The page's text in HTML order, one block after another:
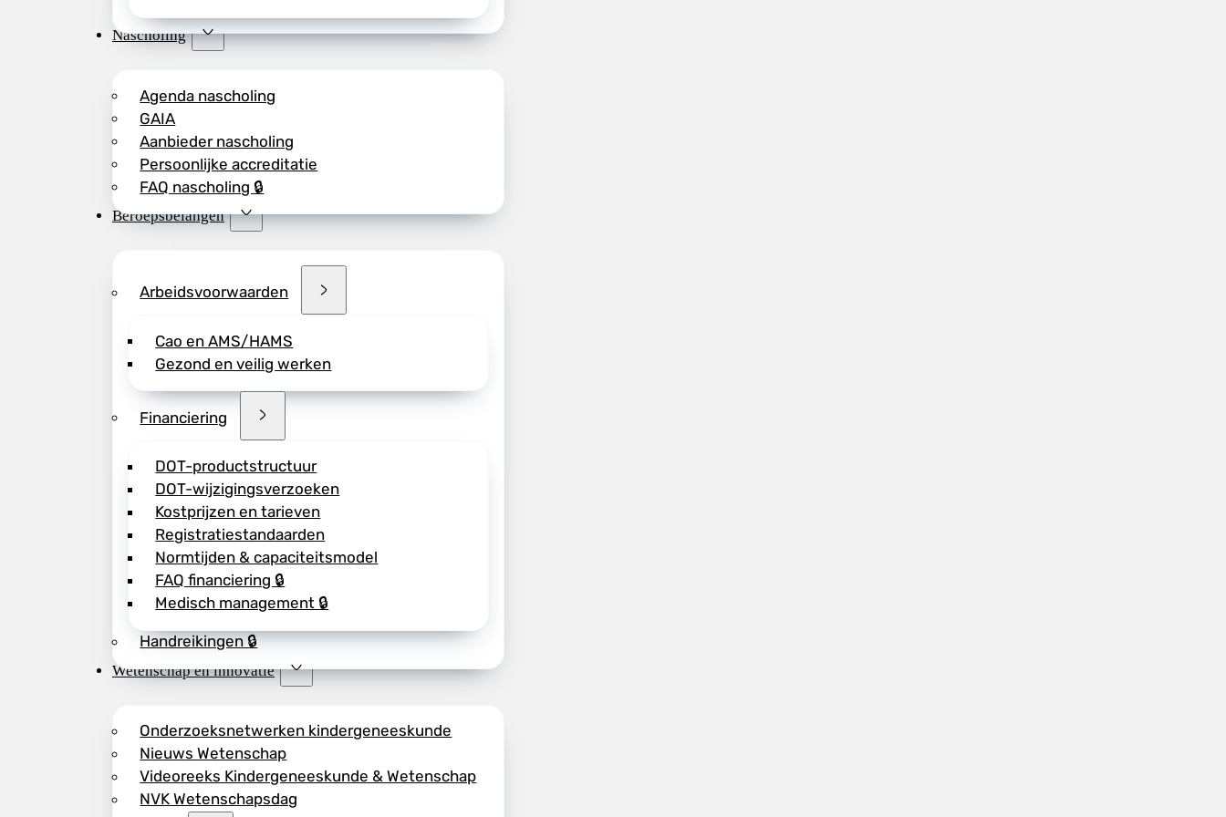
Nascholing
Agenda nascholing
GAIA
Aanbieder nascholing
Persoonlijke accreditatie
FAQ nascholing 🔒
Beroepsbelangen
Arbeidsvoorwaarden
Cao en AMS/HAMS
Gezond en veilig werken
Financiering
DOT-productstructuur
DOT-wijzigingsverzoeken
Kostprijzen en tarieven
Registratiestandaarden
Normtijden & capaciteitsmodel
FAQ financiering 🔒
Medisch management 🔒
Handreikingen 🔒
Wetenschap en innovatie
Onderzoeksnetwerken kindergeneeskunde
Nieuws Wetenschap
Videoreeks Kindergeneeskunde & Wetenschap
NVK Wetenschapsdag